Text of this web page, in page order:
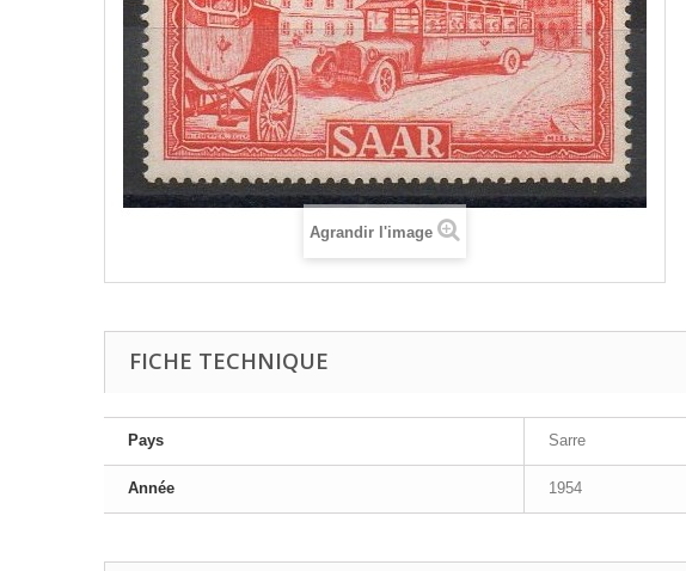
Agrandir l'image
FICHE TECHNIQUE
Pays Sarre
Année 1954